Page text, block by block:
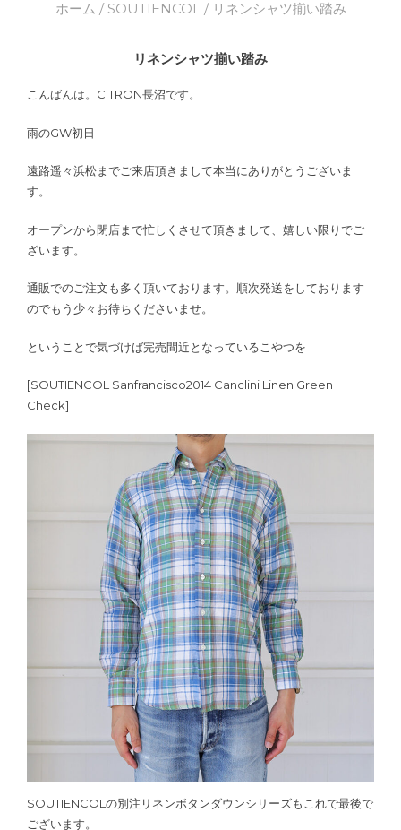
ホーム / SOUTIENCOL/ リネンシャツ揃い踏み
リネンシャツ揃い踏み
こんばんは。CITRON長沼です。
雨のGW初日
遠路遥々浜松までご来店頂きまして本当にありがとうございま
す。
オープンから閉店まで忙しくさせて頂きまして、嬉しい限りでご
ざいます。
通販でのご注文も多く頂いております。順次発送をしております
のでもう少々お待ちくださいませ。
ということで気づけば完売間近となっているこやつを
[SOUTIENCOL Sanfrancisco2014 Canclini Linen Green
Check]
SOUTIENCOLの別注リネンボタンダウンシリーズもこれで最後で
ございます。